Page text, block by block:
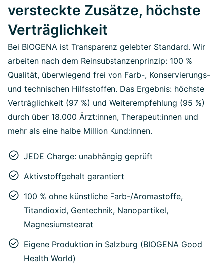
versteckte Zusätze, höchste
Verträglichkeit
Bei BIOGENA ist Transparenz gelebter Standard. Wir
arbeiten nach dem Reinsubstanzenprinzip: 100 %
Qualität, überwiegend frei von Farb-, Konservierungs-
und technischen Hilfsstoffen. Das Ergebnis: höchste
Verträglichkeit (97 %) und Weiterempfehlung (95 %)
durch über 18.000 Ärzt:innen, Therapeut:innen und
mehr als eine halbe Million Kund:innen.
JEDE Charge: unabhängig geprüft
Aktivstoffgehalt garantiert
100 % ohne künstliche Farb-/Aromastoffe,
Titandioxid, Gentechnik, Nanopartikel,
Magnesiumstearat
Eigene Produktion in Salzburg (BIOGENA Good
Health World)